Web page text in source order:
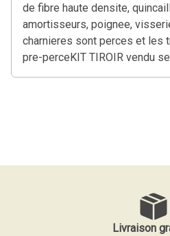
de fibre haute densite,
amortisseurs, poignee,
charnieres sont perces et les
pre-perceKIT TIROIR vendu
Livraison